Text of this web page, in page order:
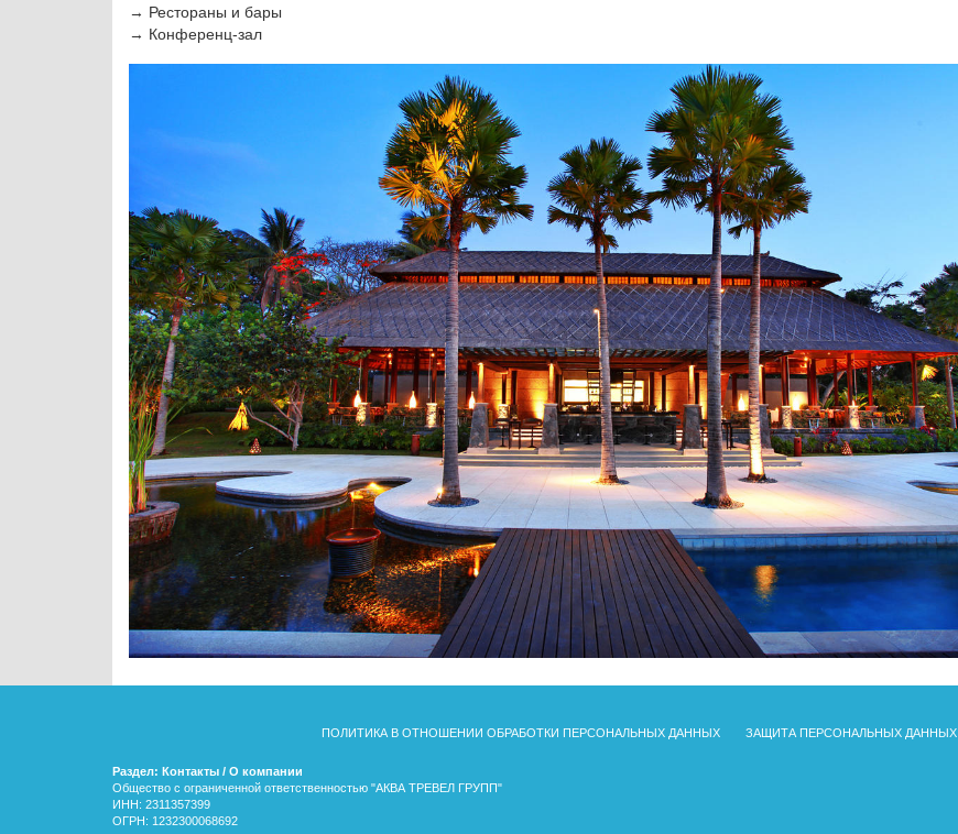
→ Рестораны и бары
→ Конференц-зал
ПОЛИТИКА В ОТНОШЕНИИ ОБРАБОТКИ ПЕРСОНАЛЬНЫХ ДАННЫХ ЗАЩИТА ПЕРСОНАЛЬНЫХ ДАННЫХ
Раздел: Контакты / О компании
Общество с ограниченной ответственностью "АКВА ТРЕВЕЛ ГРУПП"
ИНН: 2311357399
ОГРН: 1232300068692